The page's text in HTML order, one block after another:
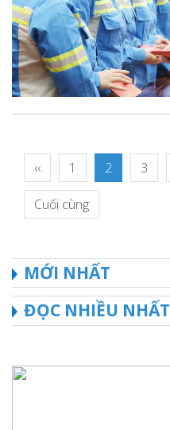
‹‹ 1 2 3
Cuối cùng
MỚI NHẤT
ĐỌC NHIỀU NHẤT